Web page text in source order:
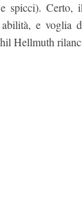
Certo,
e voglia
Hellmuth